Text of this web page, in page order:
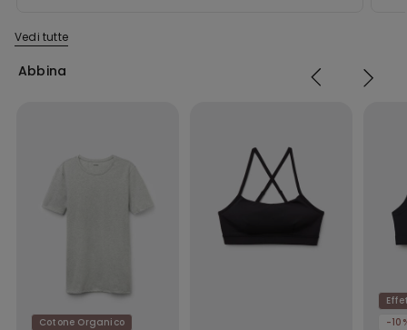
Vedi tutte
Abbina
Cotone Organico
-